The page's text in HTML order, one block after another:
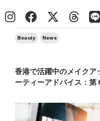
2020/09/15
Beauty News
香港で活躍中のメイク
ーティーアドバイス：